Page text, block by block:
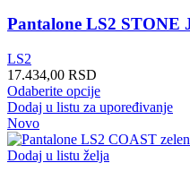
mogu
biti
proizvoda.
Pantalone LS2 STONE
LS2
17.434,00 RSD
Odaberite opcijeOvaj
proizvod
više
varijanti.
Dodaj u listu za upoređivanje
Novo
Dodaj u listu želja